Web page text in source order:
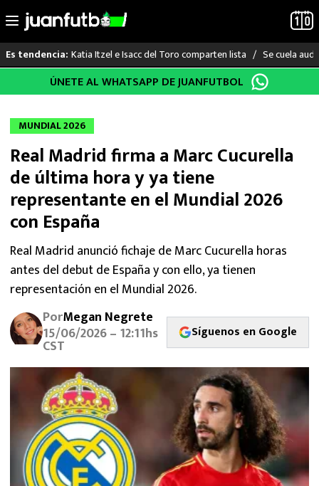
al
Es tendencia: Katia Itzel e Isacc del Toro comparten lista Se cuela
LO ÚLTIMO
LIGA MX
RAYADOS
PUMAS
ATLANTE
SELECCIÓN MEXICANA
FUTBOL INTERNACIONAL
MEXICANOS EN EL EXTRANJERO
FUTBOL ESTUFA
FÓRMULA 1
BOXEO
LIGA MX
ÚNETE AL WHATSAPP DE JUANFUTBOL
MUNDIAL 2026
Real Madrid firma a Marc Cucurella
de última hora y ya tiene
representante en el Mundial 2026
con España
Real Madrid anunció fichaje de Marc Cucurella horas
antes del debut de España y con ello, ya tienen
representación en el Mundial 2026.
PorMegan Negrete
15/06/2026 – 12:11hs
CST
Síguenos en Google